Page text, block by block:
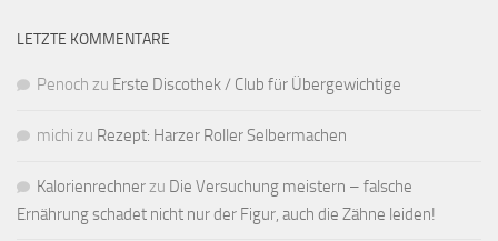
LETZTE KOMMENTARE
Penoch zu Erste Discothek / Club für Übergewichtige
michi zu Rezept: Harzer Roller Selbermachen
Kalorienrechnerzu Die Versuchung meistern – falsche
Ernährung schadet nicht nur der Figur, auch die Zähne leiden!